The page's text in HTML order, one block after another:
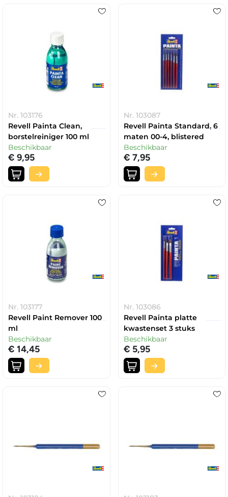
Nr. 103176
Revell Painta Clean,
borstelreiniger 100 ml
Beschikbaar
€ 9,95
Nr. 103087
Revell Painta Standard, 6
maten 00-4, blistered
Beschikbaar
€ 7,95
Nr. 103177
Revell Paint Remover 100
ml
Beschikbaar
€ 14,45
Nr. 103086
Revell Painta platte
kwastenset 3 stuks
Beschikbaar
€ 5,95